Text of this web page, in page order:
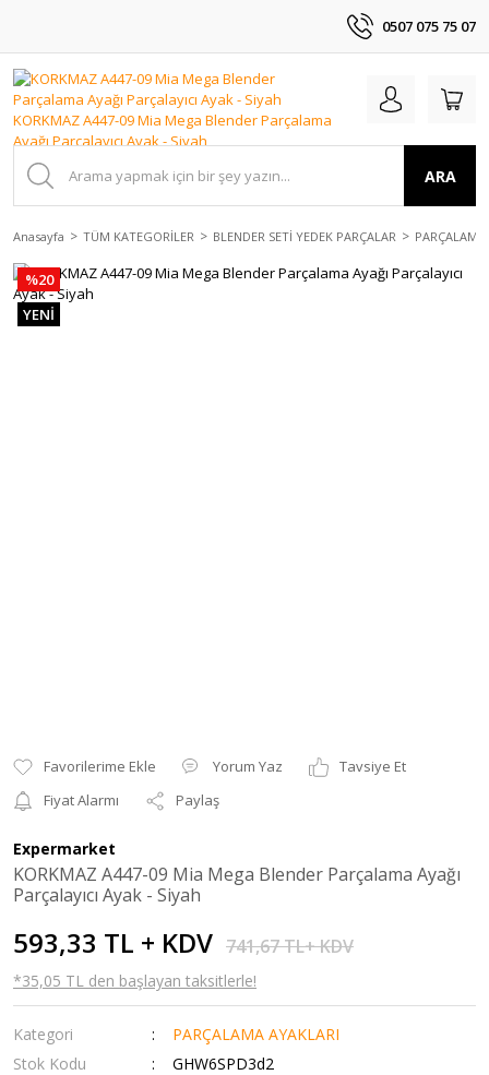
0507 075 75 07
ARA
Anasayfa TÜM KATEGORİLER BLENDER SETİ YEDEK PARÇALAR
%20
YENİ
Yorum Yaz
Tavsiye Et
Fiyat Alarmı
Paylaş
Expermarket
KORKMAZ A447-09 Mia Mega Blender Parçalama Ayağı
Parçalayıcı Ayak - Siyah
593,33 TL + KDV 741,67 TL+ KDV
*35,05 TL den başlayan taksitlerle!
Kategori
PARÇALAMA AYAKLARI
Stok Kodu
GHW6SPD3d2